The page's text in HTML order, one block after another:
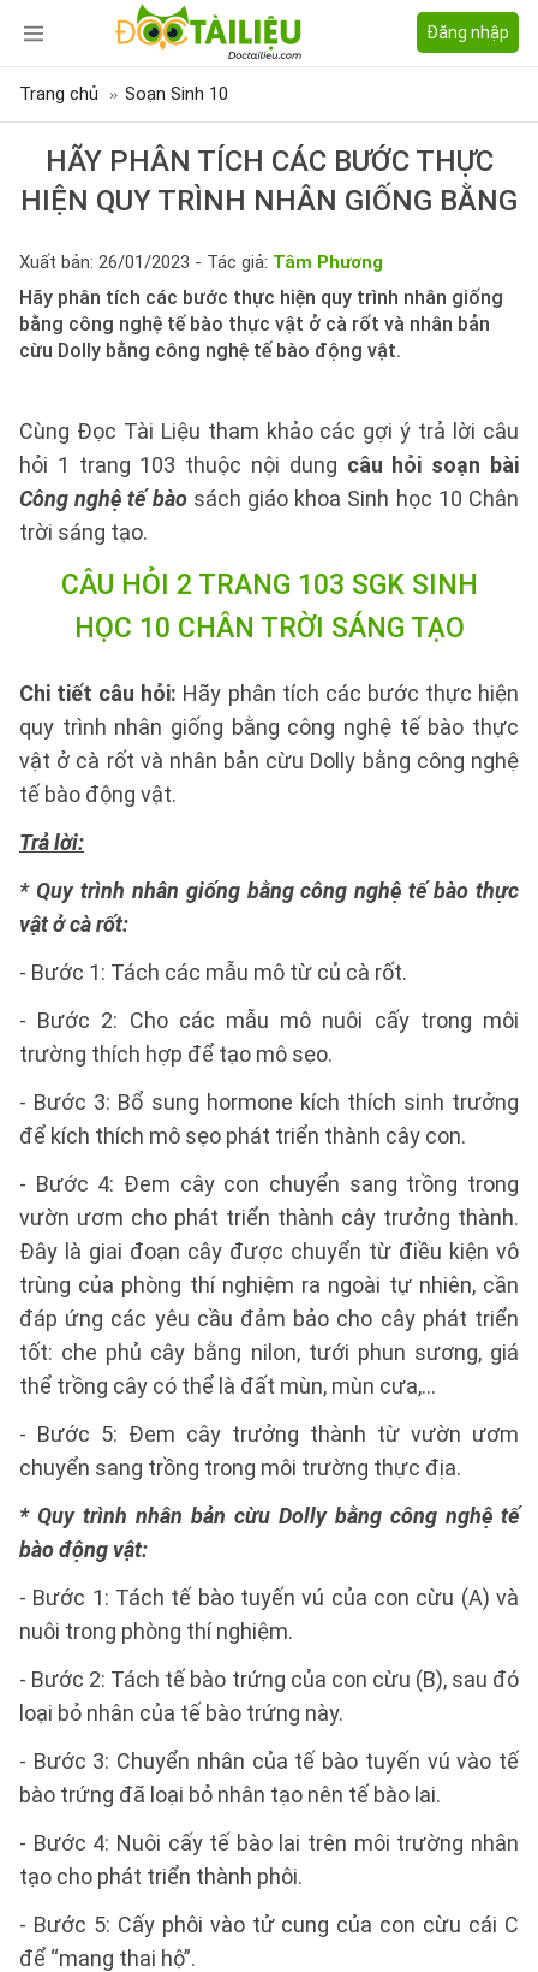
Đăng nhập
Trang chủ Soạn Sinh 10
HÃY PHÂN TÍCH CÁC BƯỚC THỰC
HIỆN QUY TRÌNH NHÂN GIỐNG BẰNG
Xuất bản: 26/01/2023 - Tác giả: Tâm Phương
Hãy phân tích các bước thực hiện quy trình nhân giống
bằng công nghệ tế bào thực vật ở cà rốt và nhân bản
cừu Dolly bằng công nghệ tế bào động vật.
Cùng Đọc Tài Liệu tham khảo các gợi ý trả lời câu
hỏi 1 trang 103 thuộc nội dung câu hỏi soạn bài
Công nghệ tế bào sách giáo khoa Sinh học 10 Chân
trời sáng tạo.
CÂU HỎI 2 TRANG 103 SGK SINH
HỌC 10 CHÂN TRỜI SÁNG TẠO
Chi tiết câu hỏi: Hãy phân tích các bước thực hiện
quy trình nhân giống bằng công nghệ tế bào thực
vật ở cà rốt và nhân bản cừu Dolly bằng công nghệ
tế bào động vật.
Trả lời:
* Quy trình nhân giống bằng công nghệ tế bào thực
vật ở cà rốt:
- Bước 1: Tách các mẫu mô từ củ cà rốt.
- Bước 2: Cho các mẫu mô nuôi cấy trong môi
trường thích hợp để tạo mô sẹo.
- Bước 3: Bổ sung hormone kích thích sinh trưởng
để kích thích mô sẹo phát triển thành cây con.
- Bước 4: Đem cây con chuyển sang trồng trong
vườn ươm cho phát triển thành cây trưởng thành.
Đây là giai đoạn cây được chuyển từ điều kiện vô
trùng của phòng thí nghiệm ra ngoài tự nhiên, cần
đáp ứng các yêu cầu đảm bảo cho cây phát triển
tốt: che phủ cây bằng nilon, tưới phun sương, giá
thể trồng cây có thể là đất mùn, mùn cưa,...
- Bước 5: Đem cây trưởng thành từ vườn ươm
chuyển sang trồng trong môi trường thực địa.
* Quy trình nhân bản cừu Dolly bằng công nghệ tế
bào động vật:
- Bước 1: Tách tế bào tuyến vú của con cừu (A) và
nuôi trong phòng thí nghiệm.
- Bước 2: Tách tế bào trứng của con cừu (B), sau đó
loại bỏ nhân của tế bào trứng này.
- Bước 3: Chuyển nhân của tế bào tuyến vú vào tế
bào trứng đã loại bỏ nhân tạo nên tế bào lai.
- Bước 4: Nuôi cấy tế bào lai trên môi trường nhân
tạo cho phát triển thành phôi.
- Bước 5: Cấy phôi vào tử cung của con cừu cái C
để “mang thai hộ”.